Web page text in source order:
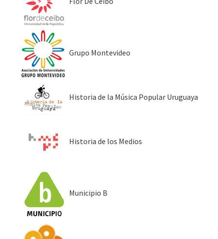
Grupo Montevideo
Historia de la Música Popular Uruguaya
Historia de los Medios
Municipio B